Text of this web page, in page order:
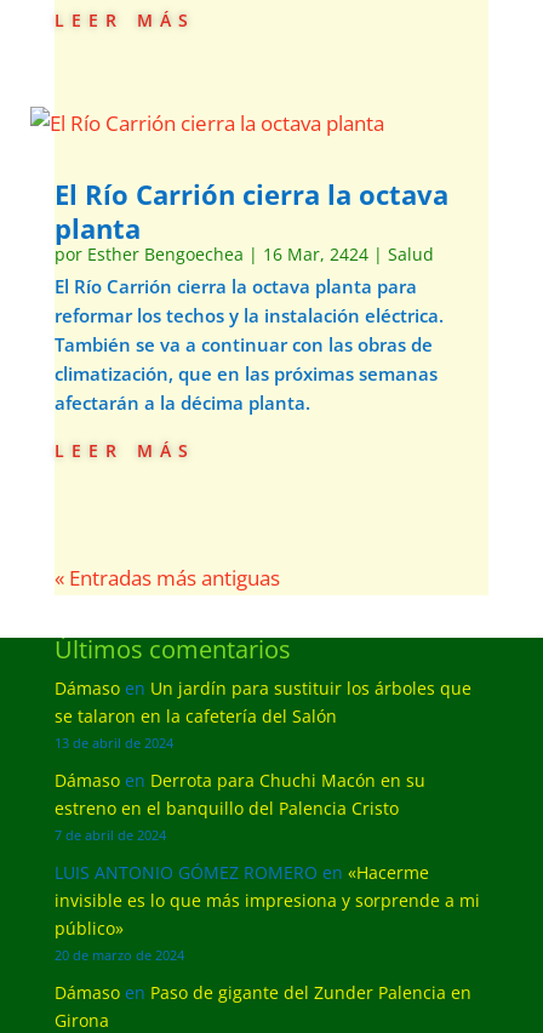
leer más
El Río Carrión cierra la octava
planta
por Esther Bengoechea | 16 Mar, 2424| Salud
El Río Carrión cierra la octava planta para
reformar los techos y la instalación eléctrica.
También se va a continuar con las obras de
climatización, que en las próximas semanas
afectarán a la décima planta.
leer más
« Entradas más antiguas
Últimos comentarios
Dámasoen Un jardín para sustituir los árboles que
se talaron en la cafetería del Salón
13 de abril de 2024
Dámasoen Derrota para Chuchi Macón en su
estreno en el banquillo del Palencia Cristo
7 de abril de 2024
LUIS ANTONIO GÓMEZ ROMERO en «Hacerme
invisible es lo que más impresiona y sorprende a mi
público»
20 de marzo de 2024
Dámasoen Paso de gigante del Zunder Palencia en
Girona